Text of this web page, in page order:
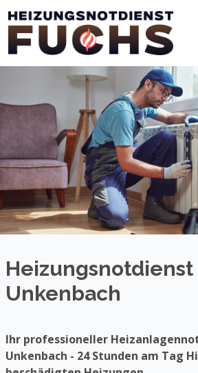
Heizungsnotdienst
Unkenbach
Ihr professioneller
Unkenbach - 24 Stunden am Tag